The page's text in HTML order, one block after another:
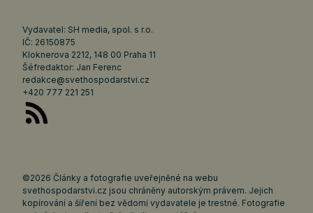
Vydavatel: SH media, spol. s r.o.
IČ: 26150875
Kloknerova 2212, 148 00 Praha 11
Šéfredaktor: Jan Ferenc
redakce@svethospodarstvi.cz
+420 777 221 251
©2026 Články a fotografie uveřejněné na webu
svethospodarstvi.cz jsou chráněny autorským právem. Jejich
kopírování a šíření bez vědomí vydavatele je trestné. Fotografie